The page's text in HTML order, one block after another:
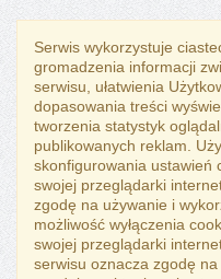
Serwis wykorzystuje
gromadzenia informacji
serwisu, ułatwienia
dopasowania treści
tworzenia statystyk
publikowanych reklam.
skonfigurowania ustawień
swojej przeglądarki
zgodę na używanie i
możliwość wyłączenia
swojej przeglądarki
serwisu oznacza zgodę